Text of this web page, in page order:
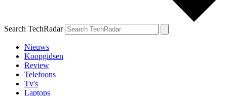
Search TechRadar
Nieuws
Koopgidsen
Review
Telefoons
Tv's
Laptops